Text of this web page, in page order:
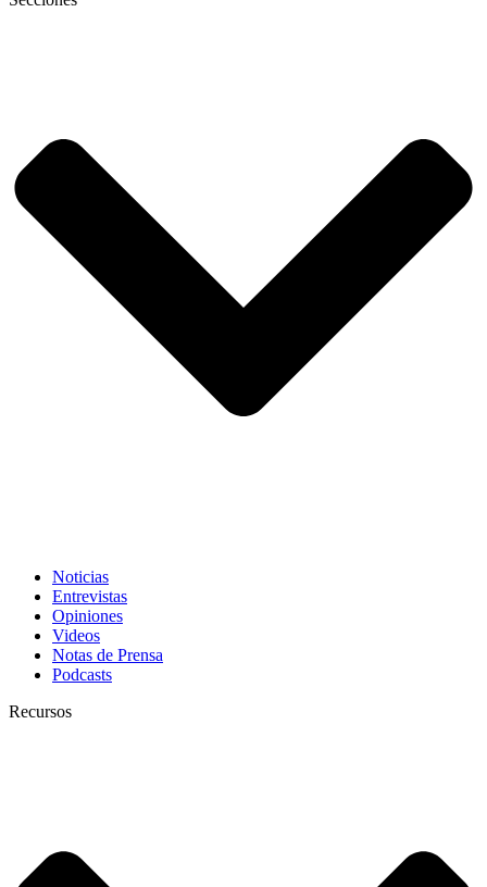
Noticias
Entrevistas
Opiniones
Videos
Notas de Prensa
Podcasts
Recursos